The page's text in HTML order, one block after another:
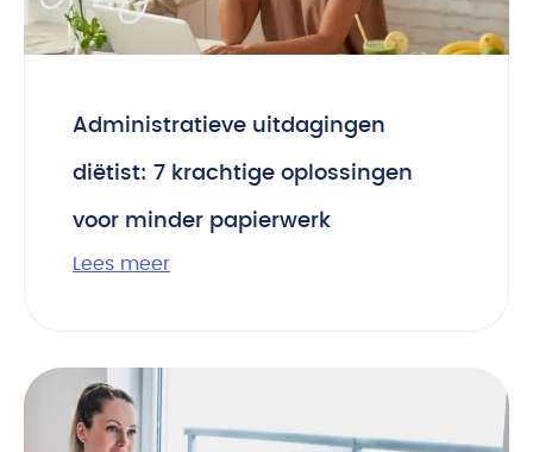
Administratieve uitdagingen
diëtist: 7 krachtige oplossingen
voor minder papierwerk
Lees meer